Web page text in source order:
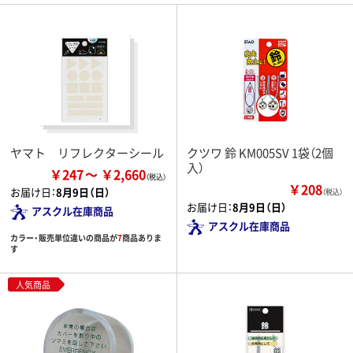
ヤマト リフレクターシール
￥247 ￥2,660
お届け日：8月9日（日）
アスクル在庫商品
カラー・販売単位違いの商品が7商品ありま
す
クツワ 鈴 KM005SV 1袋（2個
入）
￥208（税込）
お届け日：8月9日（日）
アスクル在庫商品
人気商品